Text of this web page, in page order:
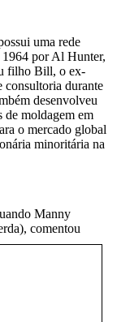
uma rede
1964 por Al Hunter,
filho Bill, o ex-
consultoria durante
desenvolveu
de moldagem em
o mercado global
minoritária na
Manny
comentou